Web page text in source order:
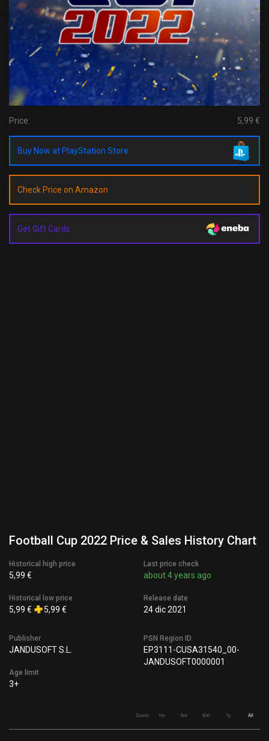
Price: 5,99 €
Buy Now at PlayStation Store
Check Price on Amazon
Get Gift Cards
Football Cup 2022 Price & Sales History Chart
Historical high price
5,99 €
Historical low price
5,99 € 5,99 €
Last price check
about 4 years ago
Release date
24 dic 2021
Publisher
JANDUSOFT S.L.
Age limit
3+
PSN Region ID
EP3111-CUSA31540_00-
JANDUSOFT0000001
Zoom 1m 3m 6m 1y All